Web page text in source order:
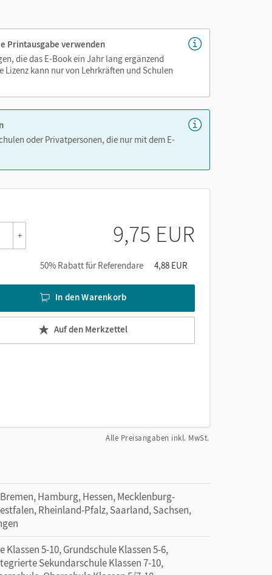
Printausgabe verwenden
die das E-Book ein Jahr lang ergänzend
kann nur von Lehrkräften und Schulen
oder Privatpersonen, die nur mit dem E-
+ 9,75 EUR
50% Rabatt für Referendare 4,88 EUR
In den Warenkorb
Auf den Merkzettel
Alle Preisangaben inkl. MwSt.
Hamburg, Hessen, Mecklenburg-
Rheinland-Pfalz, Saarland, Sachsen,
5-10, Grundschule Klassen 5-6,
Sekundarschule Klassen 7-10,